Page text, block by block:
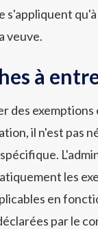
s'appliquent
veuve.
à
des
il n'est pas
les
en
par le